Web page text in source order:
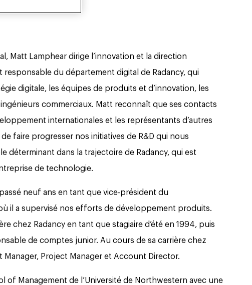
Matt Lamphear dirige l’innovation et la direction
du département digital de Radancy, qui
digitale, les équipes de produits et d’innovation, les
commerciaux. Matt reconnaît que ses contacts
internationales et les représentants d’autres
faire progresser nos initiatives de R&D qui nous
déterminant dans la trajectoire de Radancy, qui est
de technologie.
neuf ans en tant que vice-président du
il a supervisé nos efforts de développement produits.
chez Radancy en tant que stagiaire d’été en 1994, puis
de comptes junior. Au cours de sa carrière chez
Manager, Project Manager et Account Director.
of Management de l’Université de Northwestern avec une